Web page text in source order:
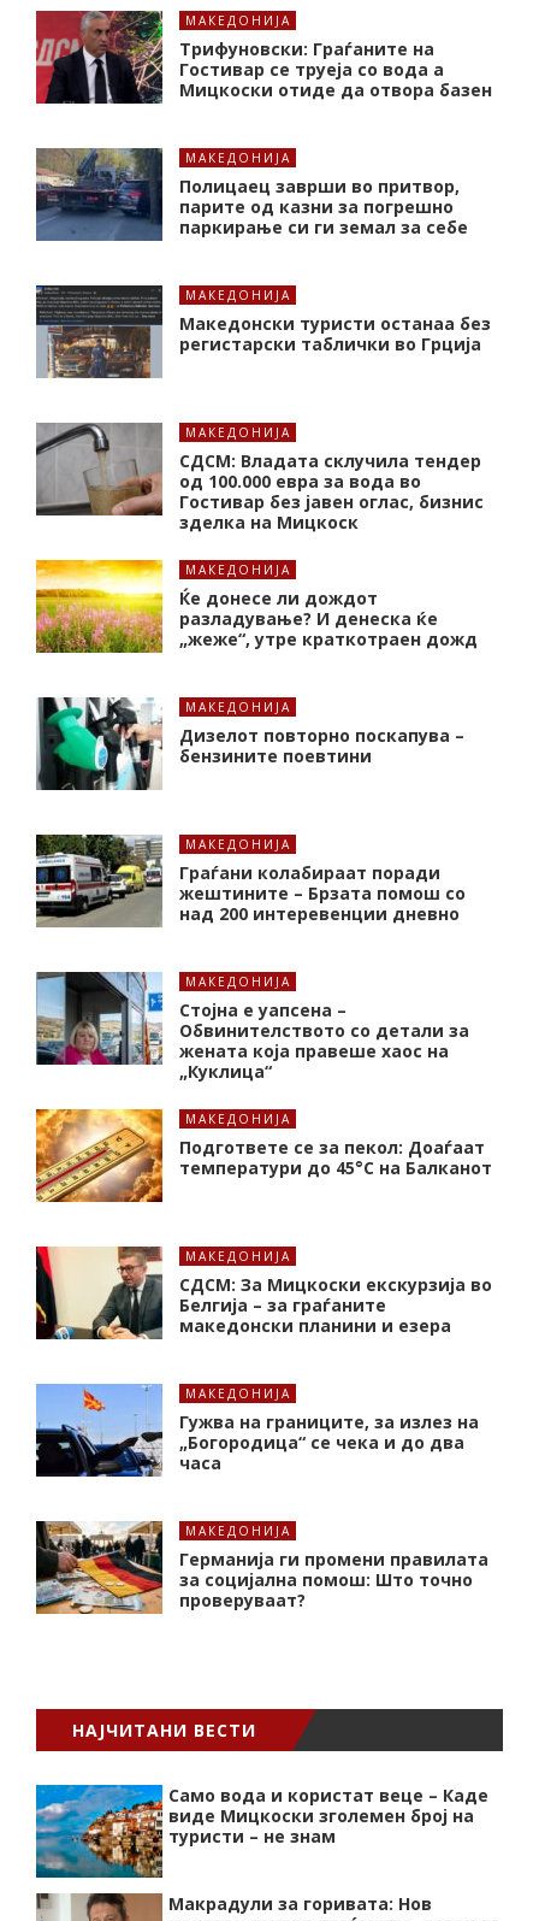
МАКЕДОНИЈА
Трифуновски: Граѓаните на
Гостивар се труеја со вода а
Мицкоски отиде да отвора базен
МАКЕДОНИЈА
Полицаец заврши во притвор,
парите од казни за погрешно
паркирање си ги земал за себе
МАКЕДОНИЈА
Македонски туристи останаа без
регистарски таблички во Грција
МАКЕДОНИЈА
СДСМ: Владата склучила тендер
од 100.000 евра за вода во
Гостивар без јавен оглас, бизнис
зделка на Мицкоск
МАКЕДОНИЈА
Ќе донесе ли дождот
разладување? И денеска ќе
„жеже“, утре краткотраен дожд
МАКЕДОНИЈА
Дизелот повторно поскапува –
бензините поевтини
МАКЕДОНИЈА
Граѓани колабираат поради
жештините – Брзата помош со
над 200 интеревенции дневно
МАКЕДОНИЈА
Стојна е уапсена –
Обвинителството со детали за
жената која правеше хаос на
„Куклица“
МАКЕДОНИЈА
Подгответе се за пекол: Доаѓаат
температури до 45°C на Балканот
МАКЕДОНИЈА
СДСМ: За Мицкоски екскурзија во
Белгија – за граѓаните
македонски планини и езера
МАКЕДОНИЈА
Гужва на границите, за излез на
„Богородица“ се чека и до два
часа
МАКЕДОНИЈА
Германија ги промени правилата
за социјална помош: Што точно
проверуваат?
НАЈЧИТАНИ ВЕСТИ
Само вода и користат веце – Каде
виде Мицкоски зголемен број на
туристи – не знам
Макрадули за горивата: Нов